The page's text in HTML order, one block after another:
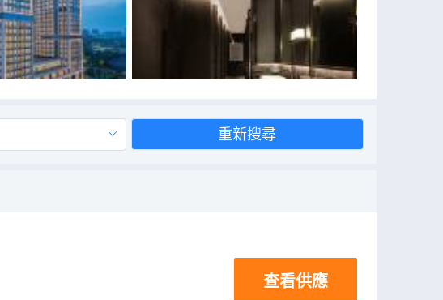
重新搜尋
查看供應